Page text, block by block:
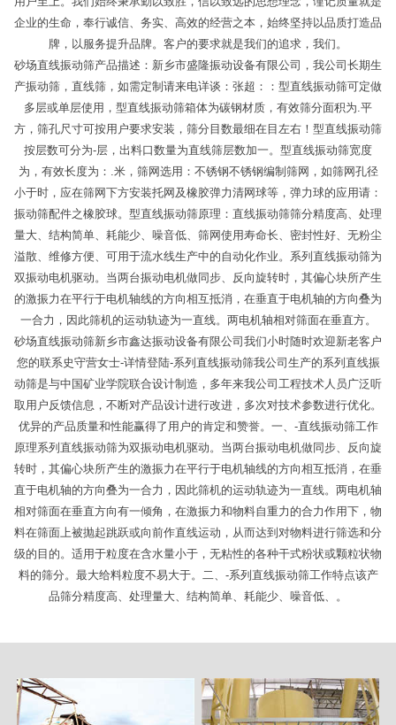
企业的生命，奉行诚信、务实、高效的经营之本，始终坚持以品质打造品
牌，以服务提升品牌。客户的要求就是我们的追求，我们。
砂场直线振动筛产品描述：新乡市盛隆振动设备有限公司，我公司长期生
产振动筛，直线筛，如需定制请来电详谈：张超：：型直线振动筛可定做
多层或单层使用，型直线振动筛箱体为碳钢材质，有效筛分面积为.平
方，筛孔尺寸可按用户要求安装，筛分目数最细在目左右！型直线振动筛
按层数可分为-层，出料口数量为直线筛层数加一。型直线振动筛宽度
为，有效长度为：.米，筛网选用：不锈钢不锈钢编制筛网，如筛网孔径
小于时，应在筛网下方安装托网及橡胶弹力清网球等，弹力球的应用请：
振动筛配件之橡胶球。型直线振动筛原理：直线振动筛筛分精度高、处理
量大、结构简单、耗能少、噪音低、筛网使用寿命长、密封性好、无粉尘
溢散、维修方便、可用于流水线生产中的自动化作业。系列直线振动筛为
双振动电机驱动。当两台振动电机做同步、反向旋转时，其偏心块所产生
的激振力在平行于电机轴线的方向相互抵消，在垂直于电机轴的方向叠为
一合力，因此筛机的运动轨迹为一直线。两电机轴相对筛面在垂直方。
砂场直线振动筛新乡市鑫达振动设备有限公司我们小时随时欢迎新老客户
您的联系史守营女士-详情登陆-系列直线振动筛我公司生产的系列直线振
动筛是与中国矿业学院联合设计制造，多年来我公司工程技术人员广泛听
取用户反馈信息，不断对产品设计进行改进，多次对技术参数进行优化。
优异的产品质量和性能赢得了用户的肯定和赞誉。一、-直线振动筛工作
原理系列直线振动筛为双振动电机驱动。当两台振动电机做同步、反向旋
转时，其偏心块所产生的激振力在平行于电机轴线的方向相互抵消，在垂
直于电机轴的方向叠为一合力，因此筛机的运动轨迹为一直线。两电机轴
相对筛面在垂直方向有一倾角，在激振力和物料自重力的合力作用下，物
料在筛面上被抛起跳跃或向前作直线运动，从而达到对物料进行筛选和分
级的目的。适用于粒度在含水量小于，无粘性的各种干式粉状或颗粒状物
料的筛分。最大给料粒度不易大于。二、-系列直线振动筛工作特点该产
品筛分精度高、处理量大、结构简单、耗能少、噪音低、。